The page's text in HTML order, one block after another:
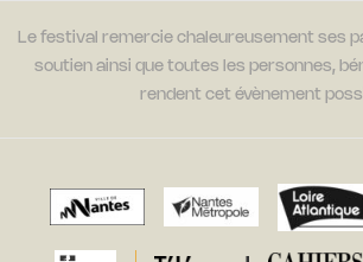
Le festival remercie chaleureusement ses
soutien ainsi que toutes les personnes,
rendent cet évènement